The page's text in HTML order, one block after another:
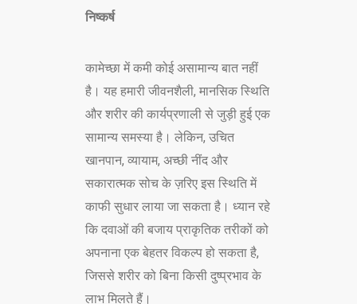
निष्कर्ष
कामेच्छा में कमी कोई असामान्य बात नहीं
है। यह हमारी जीवनशैली, मानसिक स्थिति
और शरीर की कार्यप्रणाली से जुड़ी हुई एक
सामान्य समस्या है। लेकिन, उचित
खानपान, व्यायाम, अच्छी नींद और
सकारात्मक सोच के ज़रिए इस स्थिति में
काफी सुधार लाया जा सकता है। ध्यान रहे
कि दवाओं की बजाय प्राकृतिक तरीकों को
अपनाना एक बेहतर विकल्प हो सकता है,
जिससे शरीर को बिना किसी दुष्प्रभाव के
लाभ मिलते हैं।